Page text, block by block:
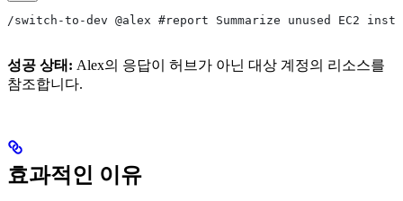
/switch-to-dev @alex #report Summarize unused EC2
성공 상태: Alex의 응답이 허브가 아닌 대상 계정의 리소스를
참조합니다.
효과적인 이유